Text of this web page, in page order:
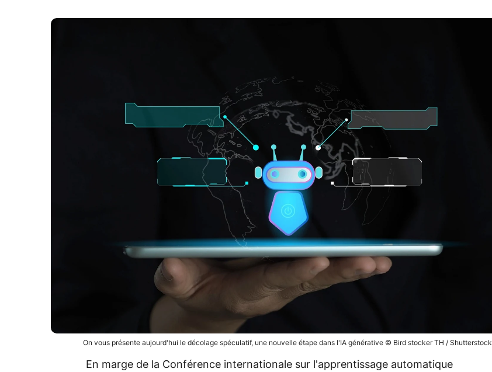
On vous présente aujourd'hui le décolage spéculatif, une nouvelle étape dans l'IA générative © Bird stocker TH / Shutterstock
En marge de la Conférence internationale sur l'apprentissage automatique